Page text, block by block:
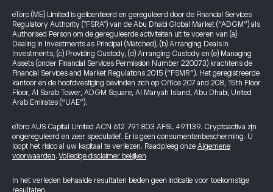
eToro (ME) Limited is gelicentieerd en gereguleerd door de Financial Services
Regulatory Authority ("FSRA") van de Abu Dhabi Global Market (“ADGM”) als
Authorised Person om de gereguleerde activiteiten uit te voeren van (a)
Dealing in Investments as Principal (Matched), (b) Arranging Deals in
Investments, (c) Providing Custody, (d) Arranging Custody en (e) Managing
Assets (onder Financial Services Permission Number 220073) krachtens de
Financial Services and Market Regulations 2015 (“FSMR”). Het geregistreerde
kantoor en de hoofdvestiging bevinden zich op Office 207 and 208, 15th Floor
Floor, Al Sarab Tower, ADGM Square, Al Maryah Island, Abu Dhabi, United
Arab Emirates (“UAE”).
eToro AUS Capital Limited ACN 612 791 803 AFSL 491139. Cryptoactiva zijn
ongereguleerd en zeer speculatief. Er is geen consumentenbescherming. U
loopt het risico al uw kapitaal te verliezen. Raadpleeg onze Algemene
voorwaarden.Volledige disclaimer bekijken
In het verleden behaalde resultaten bieden geen indicatie voor toekomstige
resultaten.